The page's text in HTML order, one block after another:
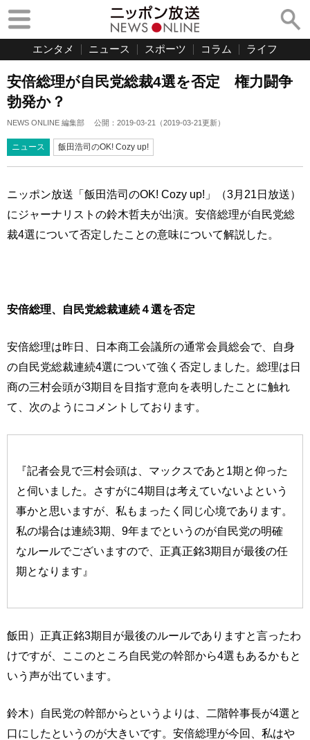
エンタメ ニュース スポーツ コラム ライフ
安倍総理が自民党総裁4選を否定 権力闘争
勃発か？
NEWS ONLINE 編集部 公開： 2019-03-21 （2019-03-21更新）
ニュース 飯田浩司のOK! Cozy up!
ニッポン放送「飯田浩司のOK! Cozy up!」（3月21日放送）
にジャーナリストの鈴木哲夫が出演。安倍総理が自民党総
裁4選について否定したことの意味について解説した。
安倍総理、自民党総裁連続４選を否定
安倍総理は昨日、日本商工会議所の通常会員総会で、自身
の自民党総裁連続4選について強く否定しました。総理は日
商の三村会頭が3期目を目指す意向を表明したことに触れ
て、次のようにコメントしております。
『記者会見で三村会頭は、マックスであと1期と仰った
と伺いました。さすがに4期目は考えていないよという
事かと思いますが、私もまったく同じ心境であります。
私の場合は連続3期、9年までというのが自民党の明確
なルールでございますので、正真正銘3期目が最後の任
期となります』
飯田）正真正銘3期目が最後のルールでありますと言ったわ
けですが、ここのところ自民党の幹部から4選もあるかもと
いう声が出ています。
鈴木）自民党の幹部からというよりは、二階幹事長が4選と
口にしたというのが大きいです。安倍総理が今回、私はや